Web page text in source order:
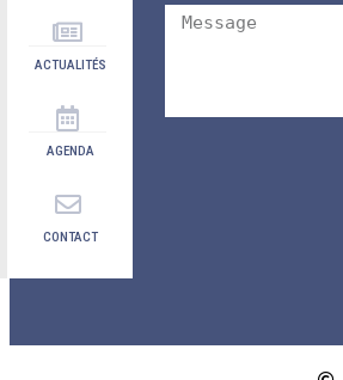
ACTUALITÉS
AGENDA
CONTACT